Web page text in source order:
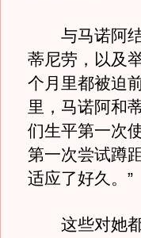
与马诺阿结
蒂尼劳，以及
个月里都被迫
里，马诺阿和
们生平第一次
第一次尝试蹲
适应了好久。”
这些对她都